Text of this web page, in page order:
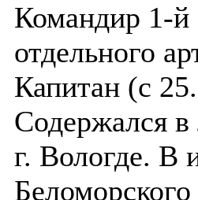
Командир 1-й
отдельного
Капитан (с
Содержался в
г. Вологде. В